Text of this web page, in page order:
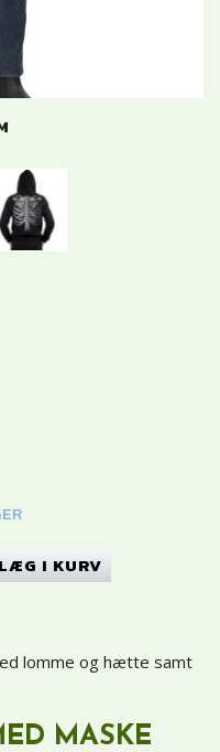
LÆG I KURV
lomme og hætte samt
MASKE